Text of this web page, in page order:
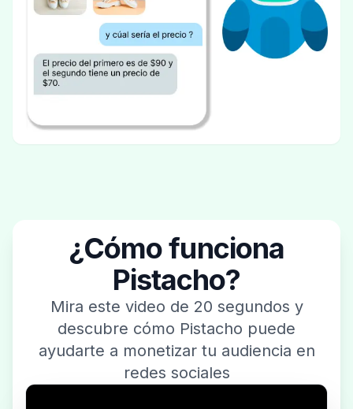
¿Cómo funciona
Pistacho?
Mira este video de 20 segundos y
descubre cómo Pistacho puede
ayudarte a monetizar tu audiencia en
redes sociales